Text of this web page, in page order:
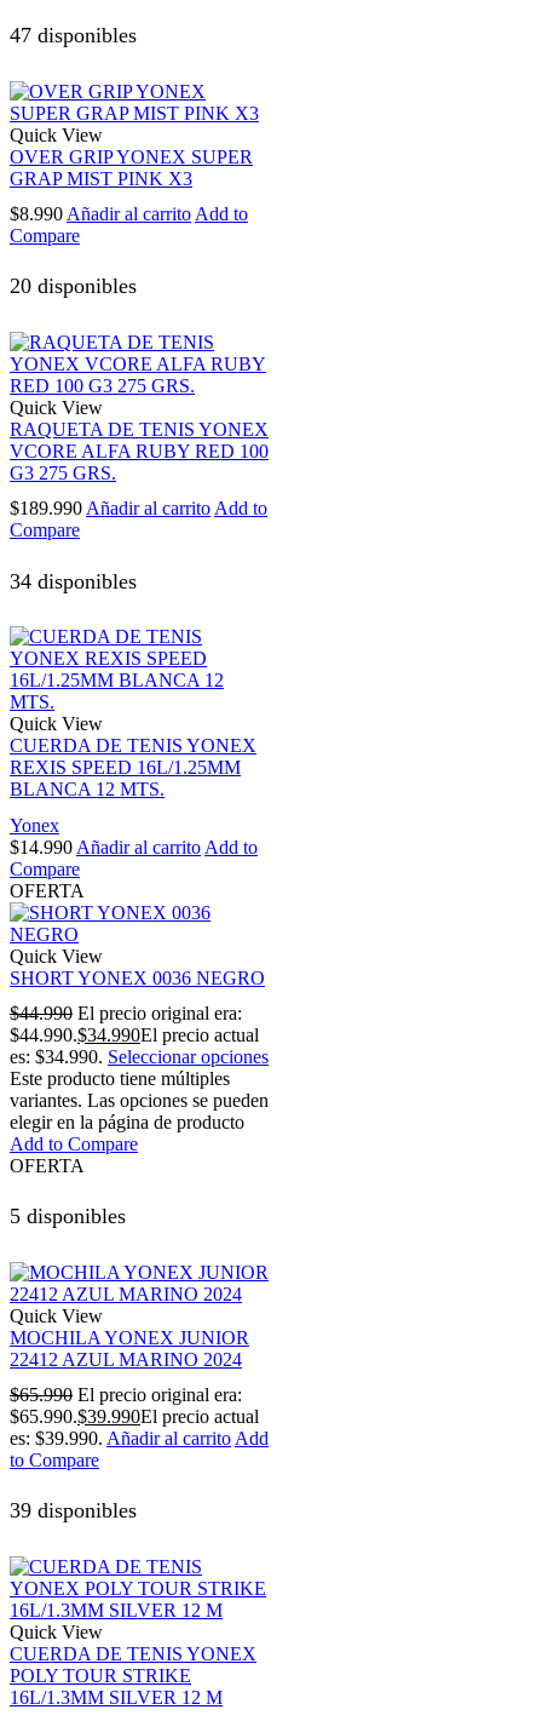
47 disponibles
Quick View
OVER GRIP YONEX SUPER
GRAP MIST PINK X3
$8.990 Añadir al carrito Add to
Compare
20 disponibles
Quick View
RAQUETA DE TENIS YONEX
VCORE ALFA RUBY RED 100
G3 275 GRS.
$189.990 Añadir al carrito Add to
Compare
34 disponibles
Quick View
CUERDA DE TENIS YONEX
REXIS SPEED 16L/1.25MM
BLANCA 12 MTS.
Yonex
$14.990 Añadir al carrito Add to
Compare
OFERTA
Quick View
SHORT YONEX 0036 NEGRO
$44.990 El precio original era:
$44.990.$34.990El precio actual
es: $34.990. Seleccionar opciones
Este producto tiene múltiples
variantes. Las opciones se pueden
elegir en la página de producto
Add to Compare
OFERTA
5 disponibles
Quick View
MOCHILA YONEX JUNIOR
22412 AZUL MARINO 2024
$65.990 El precio original era:
$65.990.$39.990El precio actual
es: $39.990. Añadir al carrito Add
to Compare
39 disponibles
Quick View
CUERDA DE TENIS YONEX
POLY TOUR STRIKE
16L/1.3MM SILVER 12 M